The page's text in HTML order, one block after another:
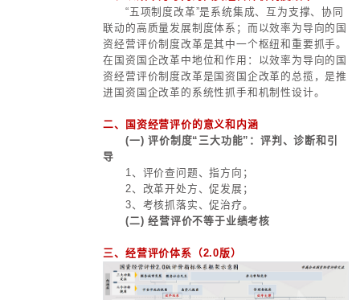
制机制。
四、现代化产业体系的构成要素
1、现代化工业：现代化产业体
础和核心。
升技术水平、产出效率、经济效益，
变，加快培养一批世界一流企业、
群。
2、现代化的农业：现代化产业
基。
要依靠科技进步不断解放和发展
深度融合各类先进生产要素，提升资
大力发展生物合成、“农业工厂”等农
动农业数智化建设。